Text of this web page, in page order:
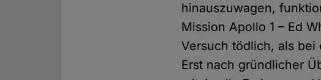
hinauszuwagen,
Mission Apollo 1 – Ed
Versuch tödlich, als bei
Erst nach gründlicher